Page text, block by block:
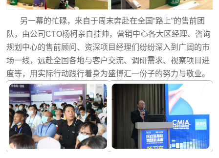
另一幕的忙碌，来自于周末奔赴在全国“路上”的售前团
队，由公司CTO杨柯亲自挂帅，营销中心各大区经理、咨询
规划中心的售前顾问、资深项目经理们纷纷深入到广阔的市
场一线，远赴全国各地与客户交流、调研需求、视察项目进
度等，用实际行动践行着身为盛博汇一份子的努力与敬业。